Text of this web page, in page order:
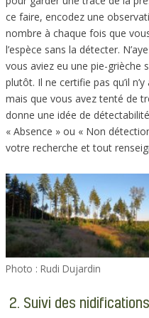
ce faire, encodez une
nombre à chaque fois que
l’espèce sans la détecter.
vous aviez eu une pie-grièche
plutôt. Il ne certifie pas qu’il
mais que vous avez tenté de
donne une idée de
« Absence » ou « Non
votre recherche et tout
Photo : Rudi Dujardin
2. Suivi des nidifications